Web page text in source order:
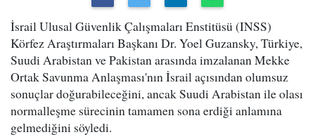
İsrail Ulusal Güvenlik Çalışmaları Enstitüsü (INSS)
Körfez Araştırmaları Başkanı Dr. Yoel Guzansky, Türkiye,
Suudi Arabistan ve Pakistan arasında imzalanan Mekke
Ortak Savunma Anlaşması'nın İsrail açısından olumsuz
sonuçlar doğurabileceğini, ancak Suudi Arabistan ile olası
normalleşme sürecinin tamamen sona erdiği anlamına
gelmediğini söyledi.